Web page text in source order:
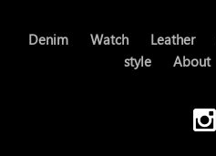
Denim Watch Leather
style
About